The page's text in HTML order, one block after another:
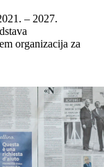
– 2027.
organizacija za